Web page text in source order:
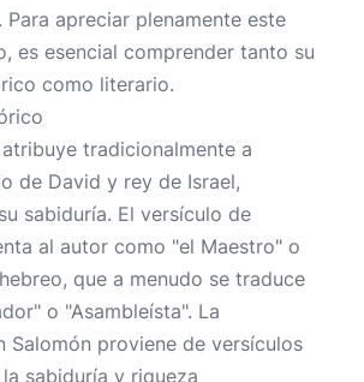
Para apreciar plenamente este
es esencial comprender tanto su
como literario.
tradicionalmente a
de David y rey de Israel,
sabiduría. El versículo de
al autor como "el Maestro" o
que a menudo se traduce
o "Asambleísta". La
Salomón proviene de versículos
sabiduría y riqueza